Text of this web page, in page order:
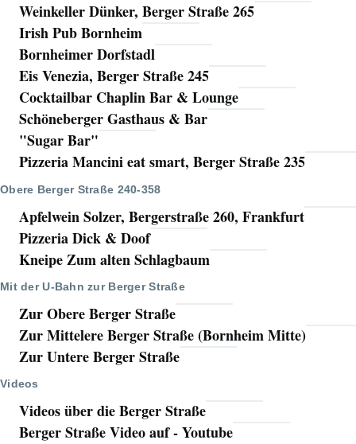
Weinkeller Dünker, Berger Straße 265
Irish Pub Bornheim
Bornheimer Dorfstadl
Eis Venezia, Berger Straße 245
Cocktailbar Chaplin Bar & Lounge
Schöneberger Gasthaus & Bar
"Sugar Bar"
Pizzeria Mancini eat smart, Berger Straße 235
Obere Berger Straße 240-358
Apfelwein Solzer, Bergerstraße 260, Frankfurt
Pizzeria Dick & Doof
Kneipe Zum alten Schlagbaum
Mit der U-Bahn zur Berger Straße
Zur Obere Berger Straße
Zur Mittelere Berger Straße (Bornheim Mitte)
Zur Untere Berger Straße
Videos
Videos über die Berger Straße
Berger Straße Video auf - Youtube